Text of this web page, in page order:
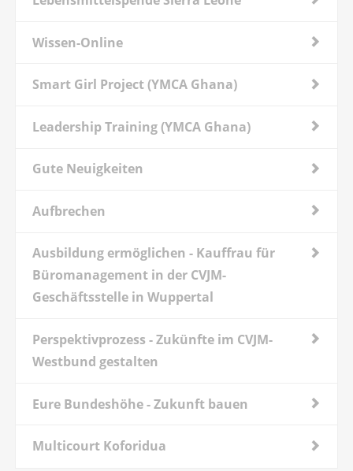
Wissen-Online
Smart Girl Project (YMCA Ghana)
Leadership Training (YMCA Ghana)
Gute Neuigkeiten
Aufbrechen
Ausbildung ermöglichen - Kauffrau für
Büromanagement in der CVJM-
Geschäftsstelle in Wuppertal
Perspektivprozess - Zukünfte im CVJM-
Westbund gestalten
Eure Bundeshöhe - Zukunft bauen
Multicourt Koforidua